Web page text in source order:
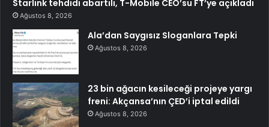
Starlink tehdidi abartılı, T-Mobile CEO’su FT’ye açıkladı
Ağustos 8, 2026
Ala’dan Saygısız Sloganlara Tepki
Ağustos 8, 2026
23 bin ağacın kesileceği projeye yargı
freni: Akçansa’nın ÇED’i iptal edildi
Ağustos 8, 2026